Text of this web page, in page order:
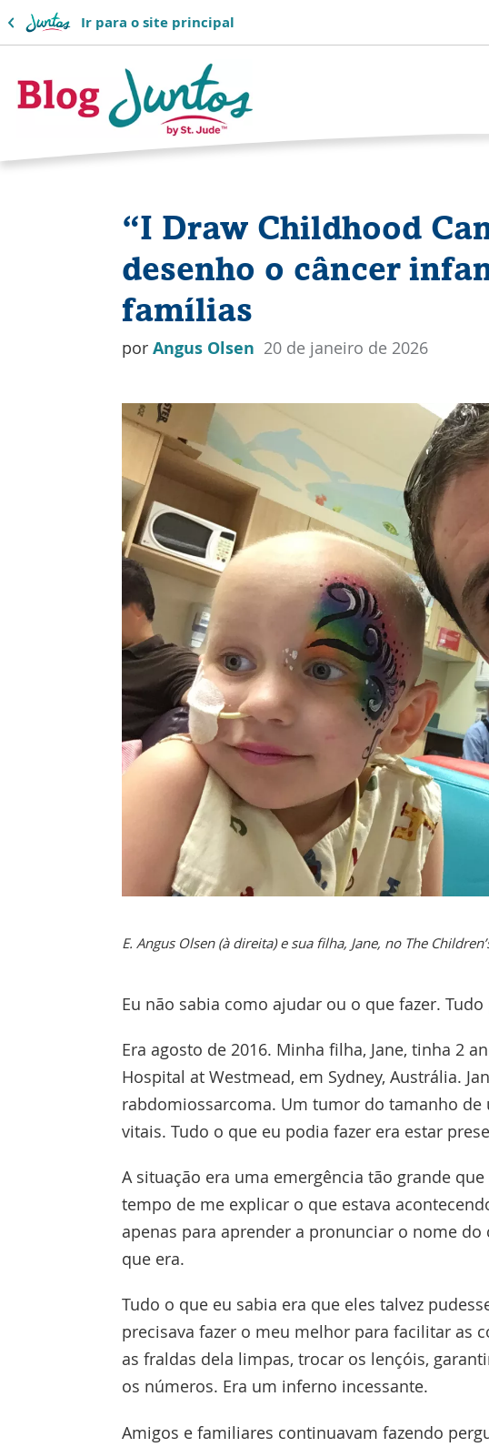
Ir para o site principal
Logotipo
“I Draw Childhood
desenho o câncer
famílias
porAngus Olsen 20 de janeiro de 2026
E. Angus Olsen (à direita) e sua filha, Jane, no The
Eu não sabia como ajudar ou o que fazer.
Era agosto de 2016. Minha filha, Jane, tinha 2
Hospital at Westmead, em Sydney, Austrália.
rabdomiossarcoma. Um tumor do tamanho de
vitais. Tudo o que eu podia fazer era estar
A situação era uma emergência tão grande
tempo de me explicar o que estava
apenas para aprender a pronunciar o nome
que era.
Tudo o que eu sabia era que eles talvez
precisava fazer o meu melhor para facilitar as
as fraldas dela limpas, trocar os lençóis,
os números. Era um inferno incessante.
Amigos e familiares continuavam fazendo